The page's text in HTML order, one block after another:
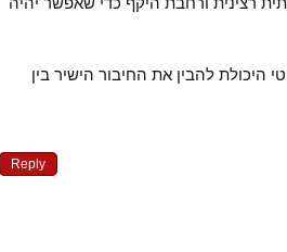
היכולת להבין את החיבור הישיר בין
Reply